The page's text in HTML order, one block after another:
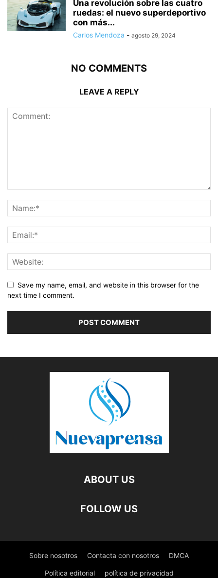
Una revolución sobre las cuatro
ruedas: el nuevo superdeportivo
con más...
Carlos Mendoza - agosto 29, 2024
NO COMMENTS
LEAVE A REPLY
Save my name, email, and website in this browser for the
next time I comment.
ABOUT US
FOLLOW US
Sobre nosotros Contacta con nosotros DMCA
Política editorial política de privacidad